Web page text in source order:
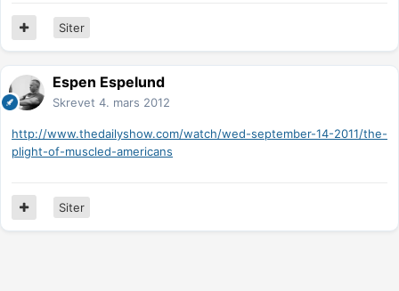
Siter
Espen Espelund
Skrevet 4. mars 2012
http://www.thedailyshow.com/watch/wed-september-14-2011/the-
plight-of-muscled-americans
Siter